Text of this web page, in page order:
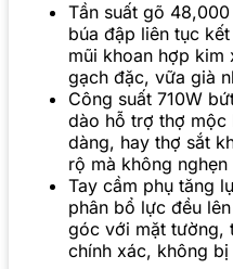
Tần suất gõ
búa đập liên tục
mũi khoan hợp kim
gạch đặc, vữa già
Công suất 710W
dào hỗ trợ thợ
dàng, hay thợ sắt
rộ mà không nghẹn
Tay cầm phụ tăng
phân bổ lực đều
góc với mặt tường,
chính xác, không